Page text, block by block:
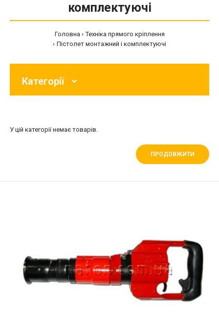
комплектуючі
Головна
Техніка прямого кріплення
Пістолет монтажний і комплектуючі
Категорії
У цій категорії немає товарів.
ПРОДОВЖИТИ